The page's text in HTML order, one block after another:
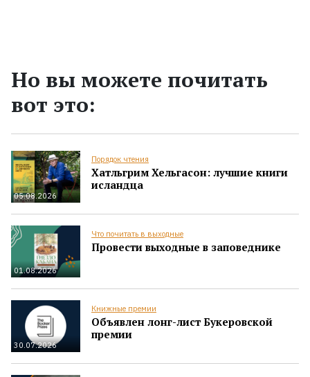
Но вы можете почитать
вот это:
05.08.2026
Порядок чтения
Хатльгрим Хельгасон: лучшие книги
исландца
01.08.2026
Что почитать в выходные
Провести выходные в заповеднике
30.07.2026
Книжные премии
Объявлен лонг-лист Букеровской
премии